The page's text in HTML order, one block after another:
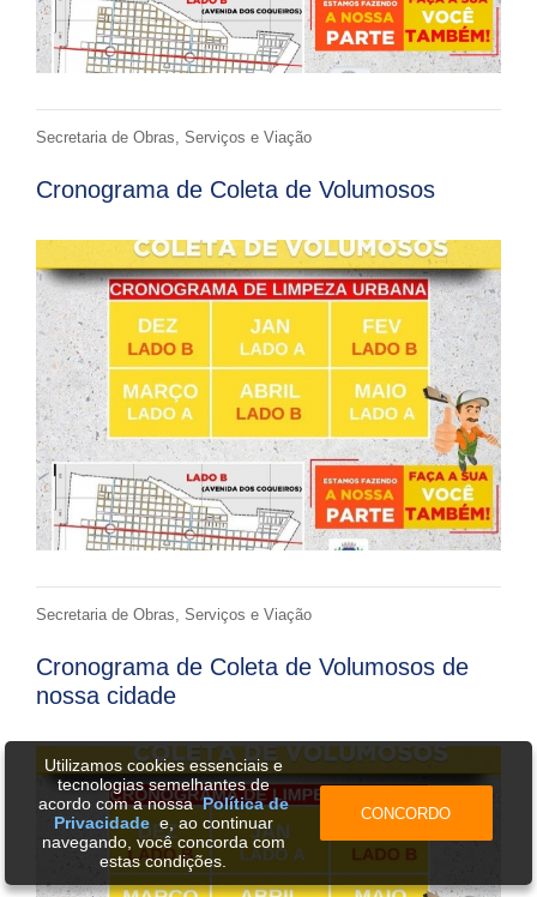
Secretaria de Obras, Serviços e Viação
Cronograma de Coleta de Volumosos
Secretaria de Obras, Serviços e Viação
Cronograma de Coleta de Volumosos de
nossa cidade
Utilizamos cookies essenciais e
tecnologias semelhantes de
acordo com a nossaPolítica de
Privacidadee, ao continuar
navegando, você concorda com
estas condições.
CONCORDO